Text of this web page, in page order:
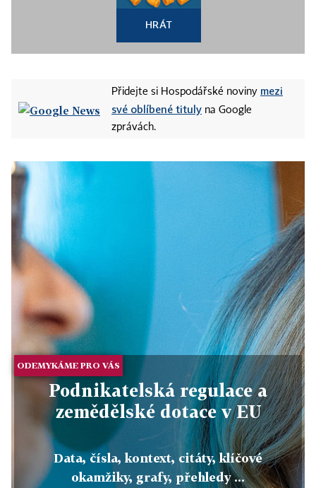
HRÁT
Přidejte si Hospodářské noviny mezi
své oblíbené tituly na Google
zprávách.
ODEMYKÁME PRO VÁS
Podnikatelská regulace a
zemědělské dotace v EU
Data, čísla, kontext, citáty, klíčové
okamžiky, grafy, přehledy ...